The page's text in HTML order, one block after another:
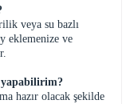
veya su bazlı
eklemenize ve
yapabilirim?
hazır olacak şekilde